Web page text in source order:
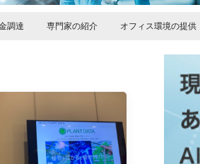
調達 専門家の紹介 オフィス環境の提供